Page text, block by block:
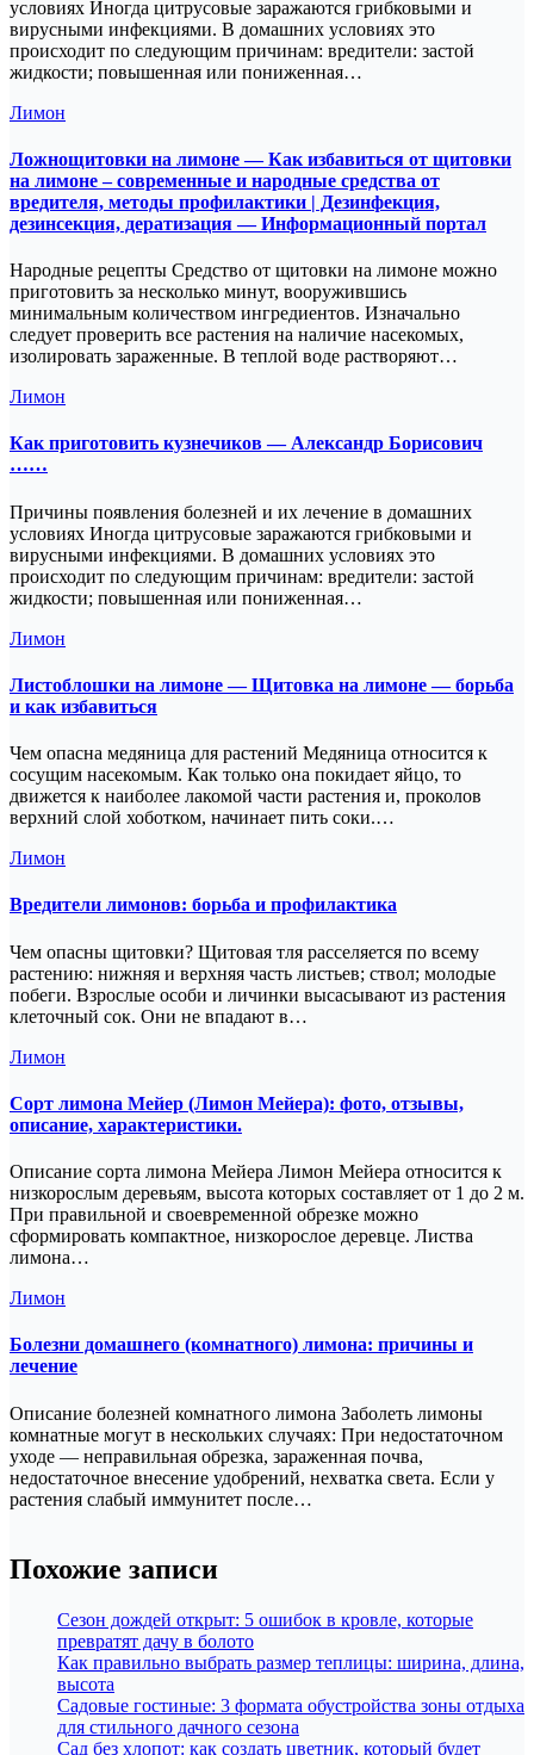
условиях Иногда цитрусовые заражаются грибковыми и
вирусными инфекциями. В домашних условиях это
происходит по следующим причинам: вредители: застой
жидкости; повышенная или пониженная…
Лимон
Ложнощитовки на лимоне — Как избавиться от щитовки
на лимоне – современные и народные средства от
вредителя, методы профилактики | Дезинфекция,
дезинсекция, дератизация — Информационный портал
Народные рецепты Средство от щитовки на лимоне можно
приготовить за несколько минут, вооружившись
минимальным количеством ингредиентов. Изначально
следует проверить все растения на наличие насекомых,
изолировать зараженные. В теплой воде растворяют…
Лимон
Как приготовить кузнечиков — Александр Борисович
……
Причины появления болезней и их лечение в домашних
условиях Иногда цитрусовые заражаются грибковыми и
вирусными инфекциями. В домашних условиях это
происходит по следующим причинам: вредители: застой
жидкости; повышенная или пониженная…
Лимон
Листоблошки на лимоне — Щитовка на лимоне — борьба
и как избавиться
Чем опасна медяница для растений Медяница относится к
сосущим насекомым. Как только она покидает яйцо, то
движется к наиболее лакомой части растения и, проколов
верхний слой хоботком, начинает пить соки.…
Лимон
Вредители лимонов: борьба и профилактика
Чем опасны щитовки? Щитовая тля расселяется по всему
растению: нижняя и верхняя часть листьев; ствол; молодые
побеги. Взрослые особи и личинки высасывают из растения
клеточный сок. Они не впадают в…
Лимон
Сорт лимона Мейер (Лимон Мейера): фото, отзывы,
описание, характеристики.
Описание сорта лимона Мейера Лимон Мейера относится к
низкорослым деревьям, высота которых составляет от 1 до 2 м.
При правильной и своевременной обрезке можно
сформировать компактное, низкорослое деревце. Листва
лимона…
Лимон
Болезни домашнего (комнатного) лимона: причины и
лечение
Описание болезней комнатного лимона Заболеть лимоны
комнатные могут в нескольких случаях: При недостаточном
уходе — неправильная обрезка, зараженная почва,
недостаточное внесение удобрений, нехватка света. Если у
растения слабый иммунитет после…
Похожие записи
Сезон дождей открыт: 5 ошибок в кровле, которые
превратят дачу в болото
Как правильно выбрать размер теплицы: ширина, длина,
высота
Садовые гостиные: 3 формата обустройства зоны отдыха
для стильного дачного сезона
Сад без хлопот: как создать цветник, который будет